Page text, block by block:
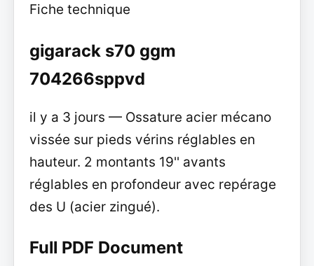
Fiche technique
gigarack s70 ggm
704266sppvd
il y a 3 jours — Ossature acier mécano
vissée sur pieds vérins réglables en
hauteur. 2 montants 19'' avants
réglables en profondeur avec repérage
des U (acier zingué).
Full PDF Document